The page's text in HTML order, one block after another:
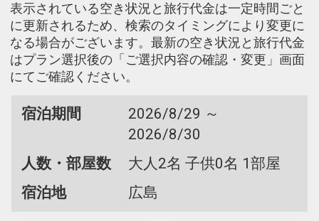
表示されている空き状況と旅行代金は一定時間ごと
に更新されるため、検索のタイミングにより変更に
なる場合がございます。最新の空き状況と旅行代金
はプラン選択後の「ご選択内容の確認・変更」画面
にてご確認ください。
宿泊期間
2026/8/29 ～
2026/8/30
人数・部屋数
大人2名 子供0名 1部屋
宿泊地
広島